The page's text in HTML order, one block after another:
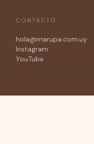
CONTACTO
hola@marupa.com.uy
Instagram
YouTube